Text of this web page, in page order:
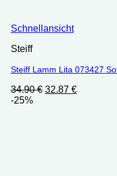
Schnellansicht
Steiff
Steiff Lamm Lita 073427
34.90€ Ursprünglicher
32.87 €Aktueller
-25%